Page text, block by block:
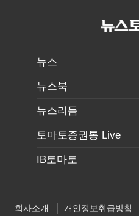
뉴스
뉴스북
뉴스리듬
토마토증권통 Live
IB토마토
회사소개 개인정보취급방침